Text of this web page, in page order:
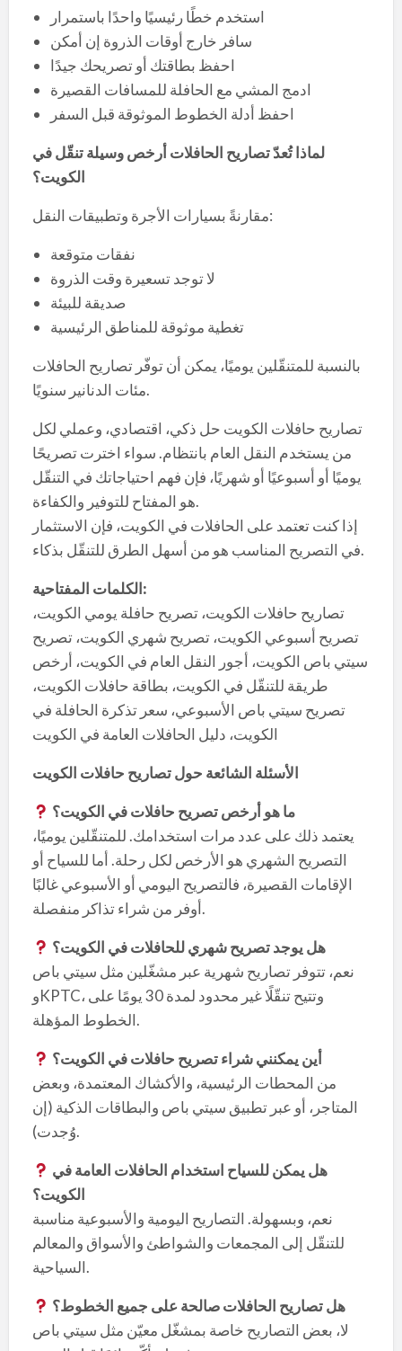
استخدم خطًا رئيسيًا واحدًا باستمرار
سافر خارج أوقات الذروة إن أمكن
احفظ بطاقتك أو تصريحك جيدًا
ادمج المشي مع الحافلة للمسافات القصيرة
احفظ أدلة الخطوط الموثوقة قبل السفر
لماذا تُعدّ تصاريح الحافلات أرخص وسيلة تنقّل في
الكويت؟
مقارنةً بسيارات الأجرة وتطبيقات النقل:
نفقات متوقعة
لا توجد تسعيرة وقت الذروة
صديقة للبيئة
تغطية موثوقة للمناطق الرئيسية
بالنسبة للمتنقّلين يوميًا، يمكن أن توفّر تصاريح الحافلات
مئات الدنانير سنويًا.
تصاريح حافلات الكويت حل ذكي، اقتصادي، وعملي لكل
من يستخدم النقل العام بانتظام. سواء اخترت تصريحًا
يوميًا أو أسبوعيًا أو شهريًا، فإن فهم احتياجاتك في التنقّل
هو المفتاح للتوفير والكفاءة.
إذا كنت تعتمد على الحافلات في الكويت، فإن الاستثمار
في التصريح المناسب هو من أسهل الطرق للتنقّل بذكاء.
الكلمات المفتاحية:
تصاريح حافلات الكويت، تصريح حافلة يومي الكويت،
تصريح أسبوعي الكويت، تصريح شهري الكويت، تصريح
سيتي باص الكويت، أجور النقل العام في الكويت، أرخص
طريقة للتنقّل في الكويت، بطاقة حافلات الكويت،
تصريح سيتي باص الأسبوعي، سعر تذكرة الحافلة في
الكويت، دليل الحافلات العامة في الكويت
الأسئلة الشائعة حول تصاريح حافلات الكويت
ما هو أرخص تصريح حافلات في الكويت؟
يعتمد ذلك على عدد مرات استخدامك. للمتنقّلين يوميًا،
التصريح الشهري هو الأرخص لكل رحلة. أما للسياح أو
الإقامات القصيرة، فالتصريح اليومي أو الأسبوعي غالبًا
أوفر من شراء تذاكر منفصلة.
هل يوجد تصريح شهري للحافلات في الكويت؟
نعم، تتوفر تصاريح شهرية عبر مشغّلين مثل سيتي باص
وKPTC، وتتيح تنقّلًا غير محدود لمدة 30 يومًا على
الخطوط المؤهلة.
أين يمكنني شراء تصريح حافلات في الكويت؟
من المحطات الرئيسية، والأكشاك المعتمدة، وبعض
المتاجر، أو عبر تطبيق سيتي باص والبطاقات الذكية (إن
وُجدت).
هل يمكن للسياح استخدام الحافلات العامة في
الكويت؟
نعم، وبسهولة. التصاريح اليومية والأسبوعية مناسبة
للتنقّل إلى المجمعات والشواطئ والأسواق والمعالم
السياحية.
هل تصاريح الحافلات صالحة على جميع الخطوط؟
لا، بعض التصاريح خاصة بمشغّل معيّن مثل سيتي باص